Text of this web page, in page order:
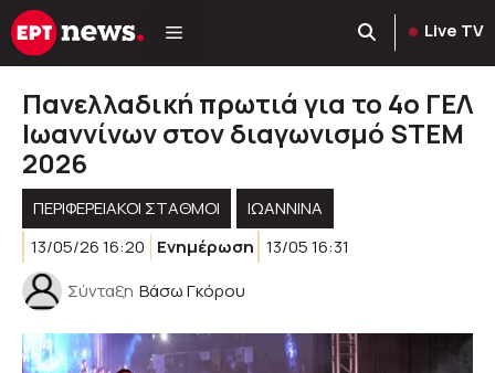
Μετάβαση
σε
Live TV
Πανελλαδική πρωτιά για το 4ο ΓΕΛ
Ιωαννίνων στον διαγωνισμό STEM
2026
ΠΕΡΙΦΕΡΕΙΑΚΟΊ ΣΤΑΘΜΟΊ
ΙΩΑΝΝΙΝΑ
13/05/26 16:20
Ενημέρωση 13/05 16:31
Σύνταξη Βάσω Γκόρου